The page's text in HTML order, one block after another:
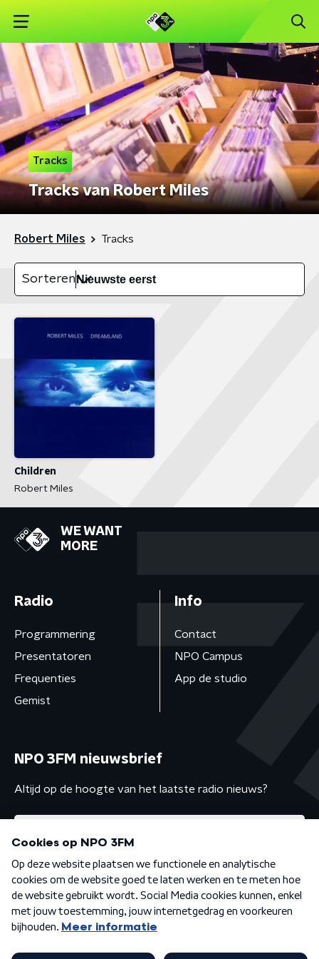
Tracks
Tracks van Robert Miles
Robert Miles Tracks
Sorteren
Children
Robert Miles
WE WANT
MORE
Radio
Programmering
Presentatoren
Frequenties
Gemist
Info
Contact
NPO Campus
App de studio
NPO 3FM nieuwsbrief
Altijd op de hoogte van het laatste radio nieuws?
Algemene voorwaarden Privacybeleid